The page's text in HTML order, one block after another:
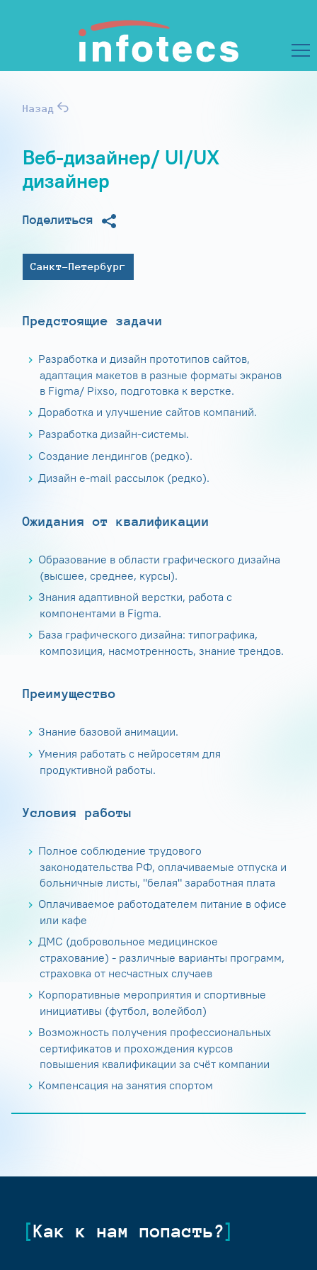
Назад
Веб-дизайнер/ UI/UX
дизайнер
Поделиться
Санкт-Петербург
Предстоящие задачи
Разработка и дизайн прототипов сайтов,
адаптация макетов в разные форматы экранов
в Figma/ Pixso, подготовка к верстке.
Доработка и улучшение сайтов компаний.
Разработка дизайн-системы.
Создание лендингов (редко).
Дизайн e-mail рассылок (редко).
Ожидания от квалификации
Образование в области графического дизайна
(высшее, среднее, курсы).
Знания адаптивной верстки, работа с
компонентами в Figma.
База графического дизайна: типографика,
композиция, насмотренность, знание трендов.
Преимущество
Знание базовой анимации.
Умения работать с нейросетям для
продуктивной работы.
Условия работы
Полное соблюдение трудового
законодательства РФ, оплачиваемые отпуска и
больничные листы, "белая" заработная плата
Оплачиваемое работодателем питание в офисе
или кафе
ДМС (добровольное медицинское
страхование) - различные варианты программ,
страховка от несчастных случаев
Корпоративные мероприятия и спортивные
инициативы (футбол, волейбол)
Возможность получения профессиональных
сертификатов и прохождения курсов
повышения квалификации за счёт компании
Компенсация на занятия спортом
Как к нам попасть?